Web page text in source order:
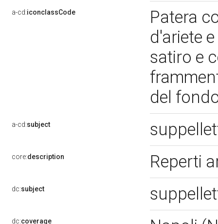
a-cd:iconclassCode
Patera
d'ariete
satiro e
del
a-cd:subject
core:description Reperti
dc:subject
dc:coverage